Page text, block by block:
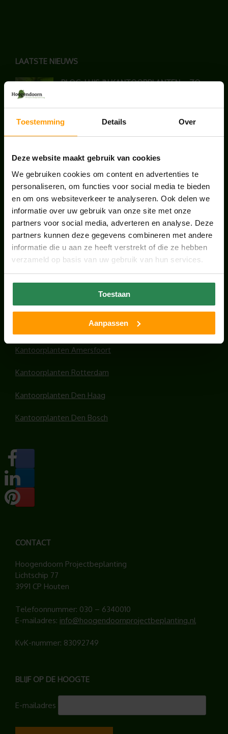
Toestemming Details Over
Deze website maakt gebruik van cookies
We gebruiken cookies om content en advertenties te
personaliseren, om functies voor social media te bieden
en om ons websiteverkeer te analyseren. Ook delen we
informatie over uw gebruik van onze site met onze
partners voor social media, adverteren en analyse. Deze
partners kunnen deze gegevens combineren met andere
informatie die u aan ze heeft verstrekt of die ze hebben
verzameld op basis van uw gebruik van hun services.
Toestaan
Aanpassen
LAATSTE NIEUWS
BLOG: LUIS IN KANTOORPLANTEN – ZO
augustus 7, 2026
UNION HOUSE UTRECHT
ONS TEAM GROEIT VERDER
juni 17, 2026
HANDIGE LINKS
Office plants
Kantoorplanten Utrecht
Kantoorplanten Amsterdam
Kantoorplanten Amersfoort
Kantoorplanten Rotterdam
Kantoorplanten Den Haag
Kantoorplanten Den Bosch
CONTACT
Hoogendoorn Projectbeplanting
Lichtschip 77
3991 CP Houten
Telefoonnummer: 030 – 6340010
E-mailadres: info@hoogendoornprojectbeplanting.nl
KvK-nummer: 83092749
BLIJF OP DE HOOGTE
E-mailadres